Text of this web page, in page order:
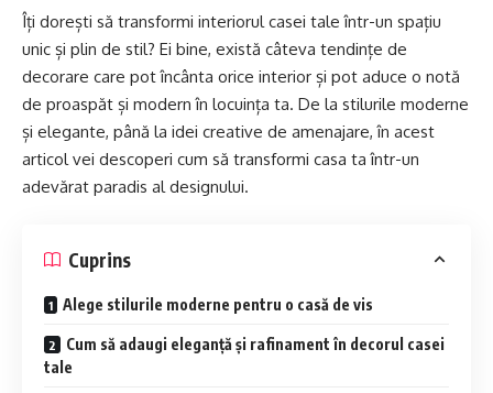
Îți dorești să transformi interiorul casei tale într-un spațiu
unic și plin de stil? Ei bine, există câteva tendințe de
decorare care pot încânta orice interior și pot aduce o notă
de proaspăt și modern în locuința ta. De la stilurile moderne
și elegante, până la idei creative de amenajare, în acest
articol vei descoperi cum să transformi casa ta într-un
adevărat paradis al designului.
Cuprins
Alege stilurile moderne pentru o casă de vis
Cum să adaugi eleganță și rafinament în decorul casei
tale